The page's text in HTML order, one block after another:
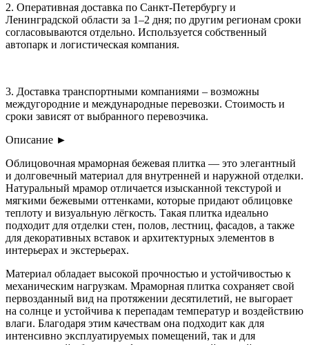
2. Оперативная доставка по Санкт-Петербургу и
Ленинградской области за 1–2 дня; по другим регионам сроки
согласовываются отдельно. Используется собственный
автопарк и логистическая компания.
3. Доставка транспортными компаниями – возможны
междугородние и международные перевозки. Стоимость и
сроки зависят от выбранного перевозчика.
Описание ►
Облицовочная мраморная бежевая плитка — это элегантный
и долговечный материал для внутренней и наружной отделки.
Натуральный мрамор отличается изысканной текстурой и
мягкими бежевыми оттенками, которые придают облицовке
теплоту и визуальную лёгкость. Такая плитка идеально
подходит для отделки стен, полов, лестниц, фасадов, а также
для декоративных вставок и архитектурных элементов в
интерьерах и экстерьерах.
Материал обладает высокой прочностью и устойчивостью к
механическим нагрузкам. Мраморная плитка сохраняет свой
первозданный вид на протяжении десятилетий, не выгорает
на солнце и устойчива к перепадам температур и воздействию
влаги. Благодаря этим качествам она подходит как для
интенсивно эксплуатируемых помещений, так и для